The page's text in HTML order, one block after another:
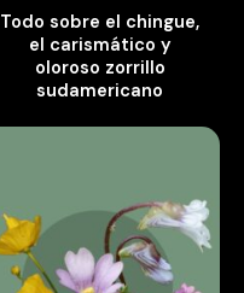
Todo sobre el chingue,
el carismático y
oloroso zorrillo
sudamericano